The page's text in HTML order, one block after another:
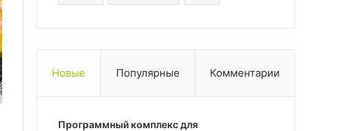
Новые Популярные Комментарии
Программный комплекс для